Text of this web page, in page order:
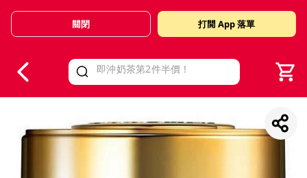
Valid Until 30 June 2026
關閉 打開 App 落單